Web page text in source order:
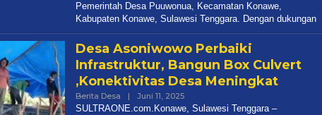
Pemerintah Desa Puuwonua, Kecamatan Konawe,
Kabupaten Konawe, Sulawesi Tenggara. Dengan dukungan
Desa Asoniwowo Perbaiki
Infrastruktur, Bangun Box Culvert
,Konektivitas Desa Meningkat
Berita Desa | Juni 11, 2025Oleh
Redaksi
SULTRAONE.com.Konawe, Sulawesi Tenggara –